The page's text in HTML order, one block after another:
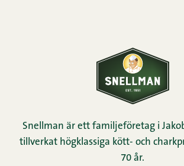
Snellman är ett familjeföretag i
tillverkat högklassiga kött- och
70 år.